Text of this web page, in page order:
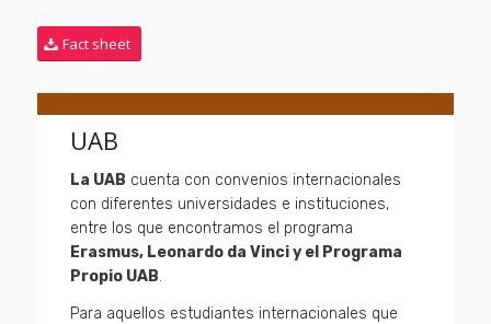
Fact sheet
UAB
La UAB cuenta con convenios internacionales
con diferentes universidades e instituciones,
entre los que encontramos el programa
Erasmus, Leonardo da Vinci y el Programa
Propio UAB.
Para aquellos estudiantes internacionales que